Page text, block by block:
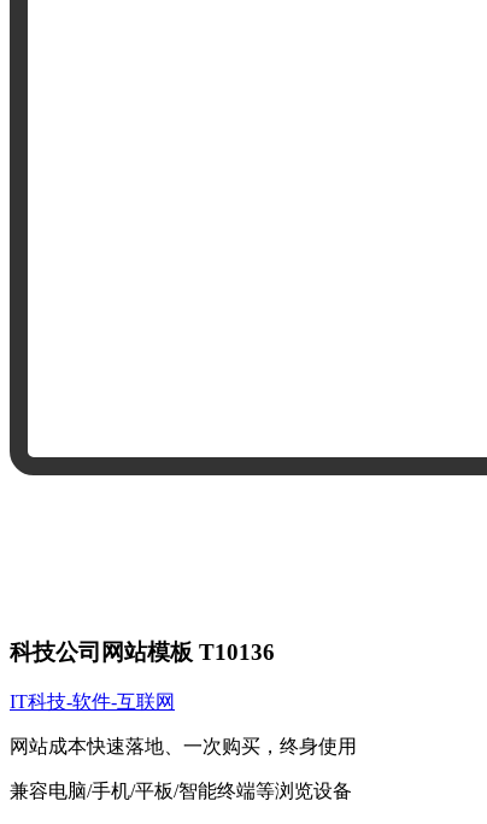
科技公司网站模板 T10136
IT科技-软件-互联网
网站成本快速落地、一次购买，终身使用
兼容电脑/手机/平板/智能终端等浏览设备